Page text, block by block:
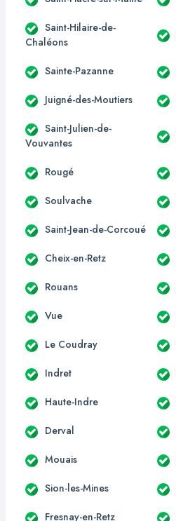
Saint-Hilaire-de-
Chaléons
Sainte-Pazanne
Juigné-des-Moutiers
Saint-Julien-de-
Vouvantes
Rougé
Soulvache
Saint-Jean-de-Corcoué
Cheix-en-Retz
Rouans
Vue
Le Coudray
Indret
Haute-Indre
Derval
Mouais
Sion-les-Mines
Fresnay-en-Retz